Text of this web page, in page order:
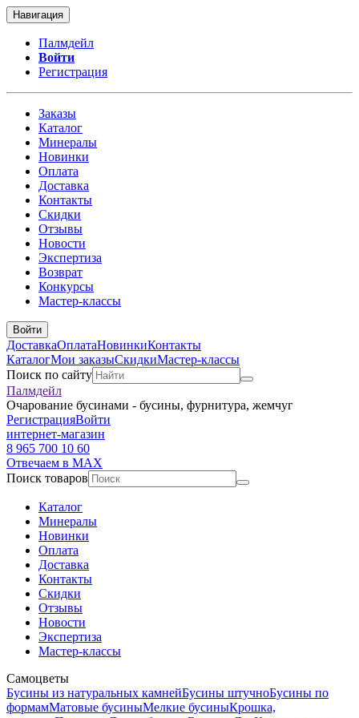
Навигация
Палмдейл
Войти
Регистрация
Заказы
Каталог
Минералы
Новинки
Оплата
Доставка
Контакты
Скидки
Отзывы
Новости
Экспертиза
Возврат
Конкурсы
Мастер-классы
Войти
ДоставкаОплатаНовинкиКонтакты
КаталогМои заказыСкидкиМастер-классы
Поиск по сайту
Палмдейл
Очарование бусинами - бусины, фурнитура, жемчуг
РегистрацияВойти
интернет-магазин
8 965 700 10 60
Отвечаем в MAX
Поиск товаров
Каталог
Минералы
Новинки
Оплата
Доставка
Контакты
Скидки
Отзывы
Новости
Экспертиза
Мастер-классы
Самоцветы
Бусины из натуральных камнейБусины штучноБусины по
формамМатовые бусиныМелкие бусиныКрошка,